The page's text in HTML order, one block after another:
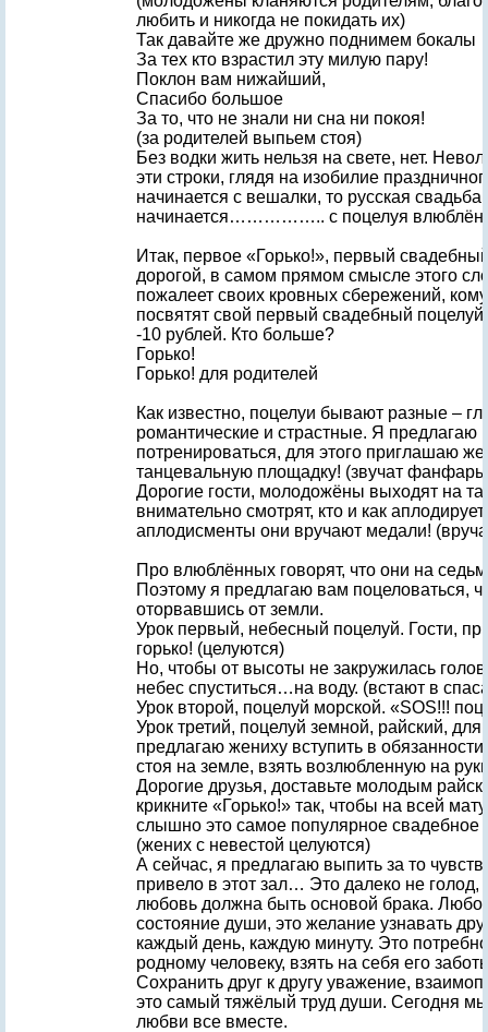
любить и никогда не покидать их)
Так давайте же дружно поднимем бокалы
За тех кто взрастил эту милую пару!
Поклон вам нижайший,
Спасибо большое
За то, что не знали ни сна ни покоя!
(за родителей выпьем стоя)
Без водки жить нельзя на свете, нет.
эти строки, глядя на изобилие
начинается с вешалки, то русская свадьба
начинается…………….. с поцелуя
Итак, первое «Горько!», первый
дорогой, в самом прямом смысле этого
пожалеет своих кровных сбережений,
посвятят свой первый свадебный
-10 рублей. Кто больше?
Горько!
Горько! для родителей
Как известно, поцелуи бывают разные –
романтические и страстные. Я
потренироваться, для этого приглашаю
танцевальную площадку! (звучат
Дорогие гости, молодожёны выходят на
внимательно смотрят, кто и как
аплодисменты они вручают медали!
Про влюблённых говорят, что они на
Поэтому я предлагаю вам поцеловаться,
оторвавшись от земли.
Урок первый, небесный поцелуй. Гости,
горько! (целуются)
Но, чтобы от высоты не закружилась
небес спуститься…на воду. (встают в
Урок второй, поцелуй морской. «SOS!!!
Урок третий, поцелуй земной, райский, для
предлагаю жениху вступить в
стоя на земле, взять возлюбленную на
Дорогие друзья, доставьте молодым
крикните «Горько!» так, чтобы на всей
слышно это самое популярное свадебное
(жених с невестой целуются)
А сейчас, я предлагаю выпить за то
привело в этот зал… Это далеко не
любовь должна быть основой брака.
состояние души, это желание узнавать
каждый день, каждую минуту. Это
родному человеку, взять на себя его
Сохранить друг к другу уважение,
это самый тяжёлый труд души. Сегодня
любви все вместе.